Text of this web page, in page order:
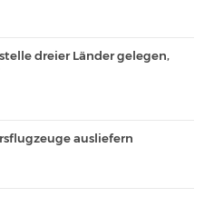
dreier Länder gelegen,
ausliefern